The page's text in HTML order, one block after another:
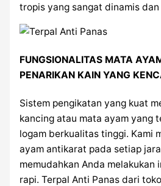
tropis yang sangat dinamis dan
FUNGSIONALITAS MATA
PENARIKAN KAIN YANG
Sistem pengikatan yang kuat
kancing atau mata ayam yang
logam berkualitas tinggi. Kami
ayam antikarat pada setiap
memudahkan Anda melakukan
rapi. Terpal Anti Panas dari